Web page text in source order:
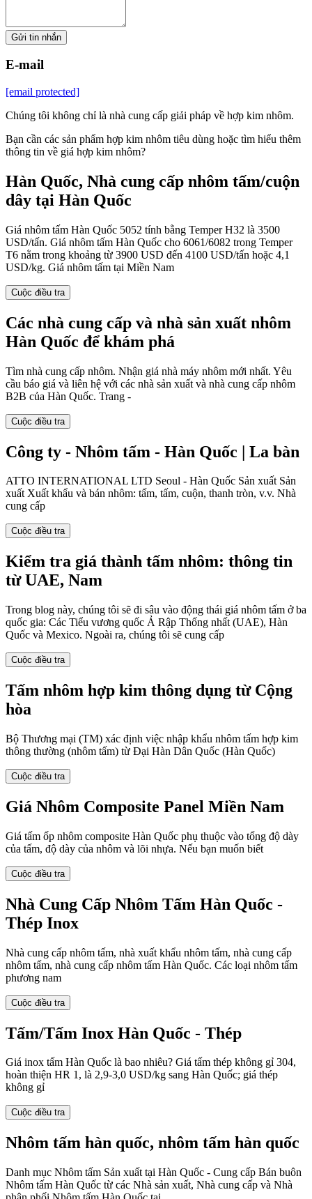
Gửi tin nhắn
E-mail
[email protected]
Chúng tôi không chỉ là nhà cung cấp giải pháp về hợp kim nhôm.
Bạn cần các sản phẩm hợp kim nhôm tiêu dùng hoặc tìm hiểu thêm
thông tin về giá hợp kim nhôm?
Hàn Quốc, Nhà cung cấp nhôm tấm/cuộn
dây tại Hàn Quốc
Giá nhôm tấm Hàn Quốc 5052 tính bằng Temper H32 là 3500
USD/tấn. Giá nhôm tấm Hàn Quốc cho 6061/6082 trong Temper
T6 nằm trong khoảng từ 3900 USD đến 4100 USD/tấn hoặc 4,1
USD/kg. Giá nhôm tấm tại Miền Nam
Cuộc điều tra
Các nhà cung cấp và nhà sản xuất nhôm
Hàn Quốc để khám phá
Tìm nhà cung cấp nhôm. Nhận giá nhà máy nhôm mới nhất. Yêu
cầu báo giá và liên hệ với các nhà sản xuất và nhà cung cấp nhôm
B2B của Hàn Quốc. Trang -
Cuộc điều tra
Công ty - Nhôm tấm - Hàn Quốc | La bàn
ATTO INTERNATIONAL LTD Seoul - Hàn Quốc Sản xuất Sản
xuất Xuất khẩu và bán nhôm: tấm, tấm, cuộn, thanh tròn, v.v. Nhà
cung cấp
Cuộc điều tra
Kiểm tra giá thành tấm nhôm: thông tin
từ UAE, Nam
Trong blog này, chúng tôi sẽ đi sâu vào động thái giá nhôm tấm ở ba
quốc gia: Các Tiểu vương quốc Ả Rập Thống nhất (UAE), Hàn
Quốc và Mexico. Ngoài ra, chúng tôi sẽ cung cấp
Cuộc điều tra
Tấm nhôm hợp kim thông dụng từ Cộng
hòa
Bộ Thương mại (TM) xác định việc nhập khẩu nhôm tấm hợp kim
thông thường (nhôm tấm) từ Đại Hàn Dân Quốc (Hàn Quốc)
Cuộc điều tra
Giá Nhôm Composite Panel Miền Nam
Giá tấm ốp nhôm composite Hàn Quốc phụ thuộc vào tổng độ dày
của tấm, độ dày của nhôm và lõi nhựa. Nếu bạn muốn biết
Cuộc điều tra
Nhà Cung Cấp Nhôm Tấm Hàn Quốc -
Thép Inox
Nhà cung cấp nhôm tấm, nhà xuất khẩu nhôm tấm, nhà cung cấp
nhôm tấm, nhà cung cấp nhôm tấm Hàn Quốc. Các loại nhôm tấm
phương nam
Cuộc điều tra
Tấm/Tấm Inox Hàn Quốc - Thép
Giá inox tấm Hàn Quốc là bao nhiêu? Giá tấm thép không gỉ 304,
hoàn thiện HR 1, là 2,9-3,0 USD/kg sang Hàn Quốc; giá thép
không gỉ
Cuộc điều tra
Nhôm tấm hàn quốc, nhôm tấm hàn quốc
Danh mục Nhôm tấm Sản xuất tại Hàn Quốc - Cung cấp Bán buôn
Nhôm tấm Hàn Quốc từ các Nhà sản xuất, Nhà cung cấp và Nhà